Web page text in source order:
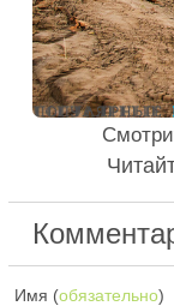
Имя (обязательно)